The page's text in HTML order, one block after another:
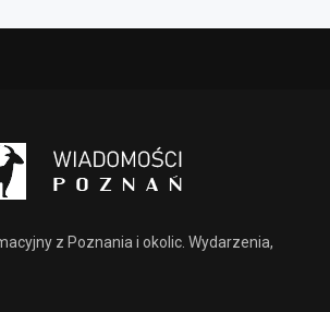
z Poznania i okolic. Wydarzenia,